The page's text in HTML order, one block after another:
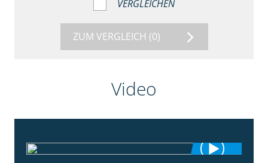
VERGLEICHEN
ZUM VERGLEICH (0)
Video